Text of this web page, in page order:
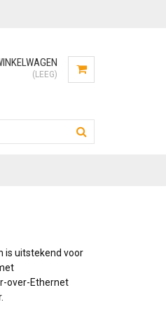
(LEEG)
is uitstekend voor
over-Ethernet